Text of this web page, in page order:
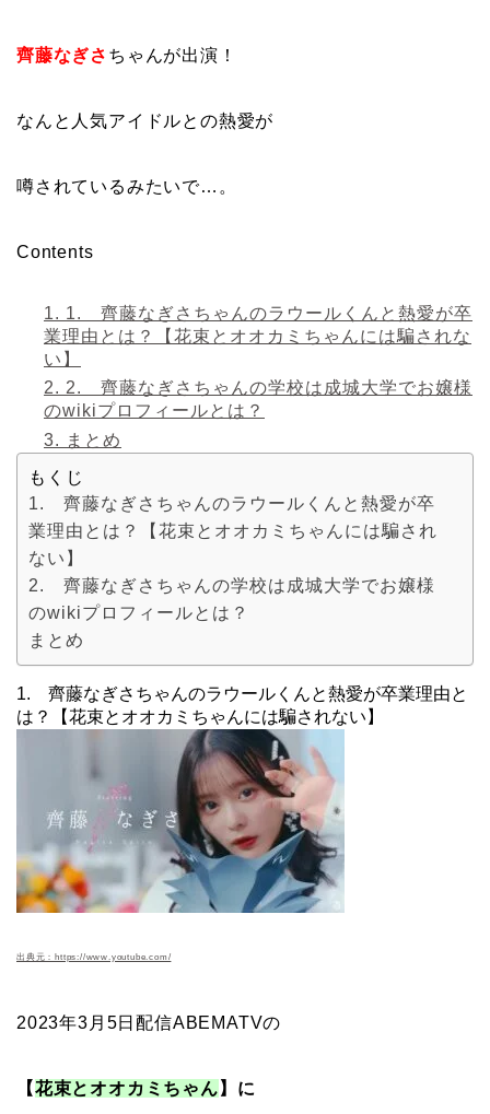
齊藤なぎさ ちゃんが出演！
なんと人気アイドルとの熱愛が
噂されているみたいで…。
Contents
1. 1. 齊藤なぎさちゃんのラウールくんと熱愛が卒
業理由とは？【花束とオオカミちゃんには騙されな
い】
2. 2. 齊藤なぎさちゃんの学校は成城大学でお嬢様
のwikiプロフィールとは？
3. まとめ
もくじ
1. 齊藤なぎさちゃんのラウールくんと熱愛が卒
業理由とは？【花束とオオカミちゃんには騙され
ない】
2. 齊藤なぎさちゃんの学校は成城大学でお嬢様
のwikiプロフィールとは？
まとめ
1. 齊藤なぎさちゃんのラウールくんと熱愛が卒業理由と
は？【花束とオオカミちゃんには騙されない】
出典元：https://www.youtube.com/
2023年3月5日配信ABEMATVの
【花束とオオカミちゃん 】に